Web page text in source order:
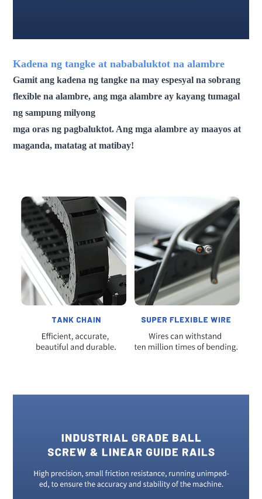
Kadena ng tangke at nababaluktot na alambre
Gamit ang kadena ng tangke na may espesyal na sobrang
flexible na alambre, ang mga alambre ay kayang tumagal
ng sampung milyong
mga oras ng pagbaluktot. Ang mga alambre ay maayos at
maganda, matatag at matibay!